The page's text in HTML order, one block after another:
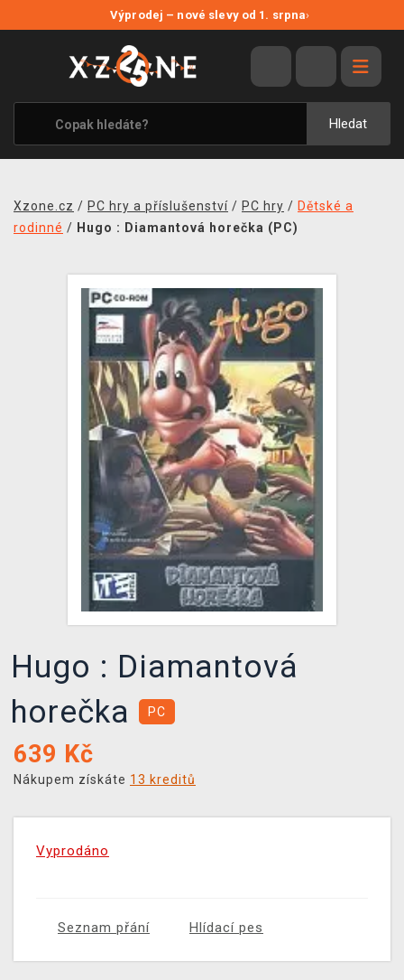
Výprodej – nové slevy od 1. srpna›
Hledat
VÝPRODEJ
VIDEOHRY
XZONE ORIGINALS
TÉMATIKY
MERCHANDISE
PRODEJNY
DOPRAVA
XZONE KLUB
TCG & BOARDGAME HUB
VÝKUP HER (BAZAR)
Xzone.cz / PC hry a příslušenství / PC hry / Dětské a
rodinné / Hugo : Diamantová horečka (PC)
Hugo : Diamantová
horečka
PC
639 Kč
Nákupem získáte 13 kreditů
Vyprodáno
Seznam přání Hlídací pes